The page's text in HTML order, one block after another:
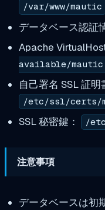
/var/www/mautic
データベース認証
Apache
available/
自己署名 SSL 証明
/etc/ssl/certs/
SSL 秘密鍵： /
注意事項
データベースは初